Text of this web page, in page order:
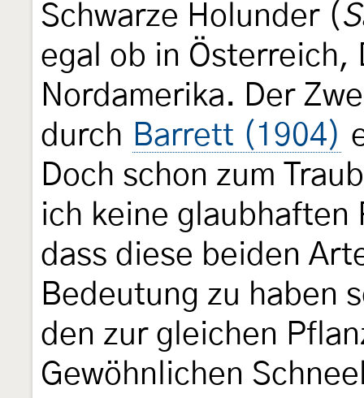
Schwarze Holunder (
egal ob in Österreich,
Nordamerika. Der
durch Barrett (1904)
Doch schon zum
ich keine glaubhaften
dass diese beiden
Bedeutung zu haben
den zur gleichen
Gewöhnlichen